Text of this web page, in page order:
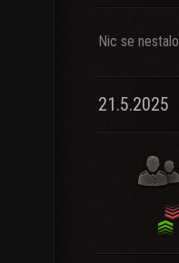
Nic se nestalo
21.5.2025